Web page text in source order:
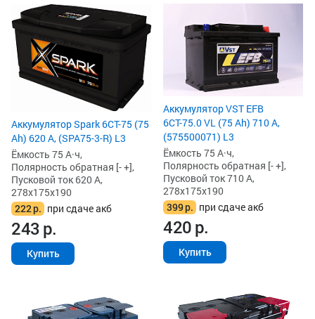
Аккумулятор Spark 6СТ-75 (75
Ah) 620 А, (SPA75-3-R) L3
Ёмкость 75 А·ч,
Полярность обратная [- +],
Пусковой ток 620 А,
278x175x190
222р. при сдаче акб
243р.
Купить
Аккумулятор VST EFB
6СТ-75.0 VL (75 Ah) 710 А,
(575500071) L3
Ёмкость 75 А·ч,
Полярность обратная [- +],
Пусковой ток 710 А,
278x175x190
399р. при сдаче акб
420р.
Купить